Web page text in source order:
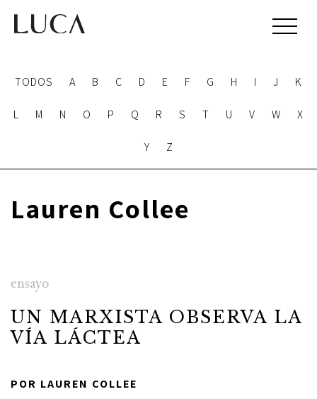
TODOS A B C D E F G H I J K
L M N O P Q R S T U V W X
Y Z
Lauren Collee
ensayo
UN MARXISTA OBSERVA LA
VÍA LÁCTEA
POR LAUREN COLLEE